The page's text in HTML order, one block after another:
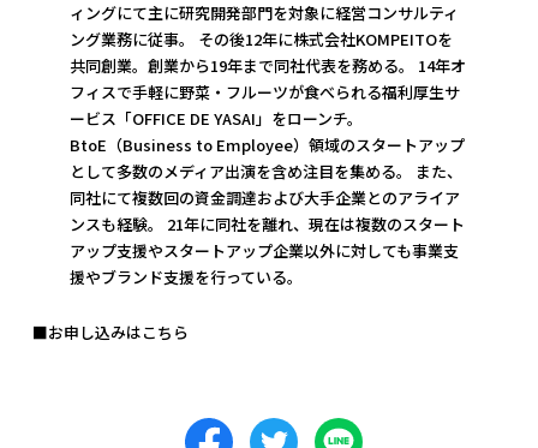
ィングにて主に研究開発部門を対象に経営コンサルティ
ング業務に従事。 その後12年に株式会社KOMPEITOを
共同創業。創業から19年まで同社代表を務める。 14年オ
フィスで手軽に野菜・フルーツが食べられる福利厚生サ
ービス「OFFICE DE YASAI」をローンチ。
BtoE（Business to Employee）領域のスタートアップ
として多数のメディア出演を含め注目を集める。 また、
同社にて複数回の資金調達および大手企業とのアライア
ンスも経験。 21年に同社を離れ、現在は複数のスタート
アップ支援やスタートアップ企業以外に対しても事業支
援やブランド支援を行っている。
■お申し込みはこちら